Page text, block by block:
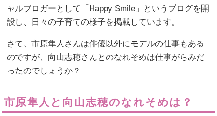
ャルブロガーとして「Happy Smile」というブログを開
設し、日々の子育ての様子を掲載しています。
さて、市原隼人さんは俳優以外にモデルの仕事もある
のですが、向山志穂さんとのなれそめは仕事がらみだ
ったのでしょうか？
市原隼人と向山志穂のなれそめは？